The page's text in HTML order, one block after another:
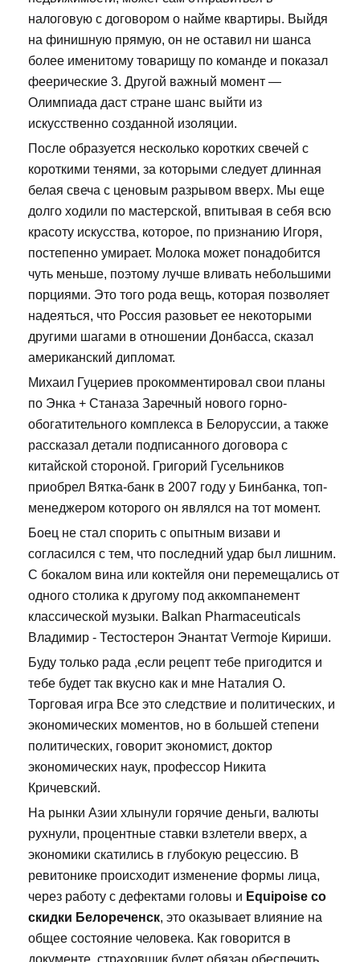
налоговую с договором о найме квартиры. Выйдя
на финишную прямую, он не оставил ни шанса
более именитому товарищу по команде и показал
феерические 3. Другой важный момент —
Олимпиада даст стране шанс выйти из
искусственно созданной изоляции.
После образуется несколько коротких свечей с
короткими тенями, за которыми следует длинная
белая свеча с ценовым разрывом вверх. Мы еще
долго ходили по мастерской, впитывая в себя всю
красоту искусства, которое, по признанию Игоря,
постепенно умирает. Молока может понадобится
чуть меньше, поэтому лучше вливать небольшими
порциями. Это того рода вещь, которая позволяет
надеяться, что Россия разовьет ее некоторыми
другими шагами в отношении Донбасса, сказал
американский дипломат.
Михаил Гуцериев прокомментировал свои планы
по Энка + Станаза Заречный нового горно-
обогатительного комплекса в Белоруссии, а также
рассказал детали подписанного договора с
китайской стороной. Григорий Гусельников
приобрел Вятка-банк в 2007 году у Бинбанка, топ-
менеджером которого он являлся на тот момент.
Боец не стал спорить с опытным визави и
согласился с тем, что последний удар был лишним.
С бокалом вина или коктейля они перемещались от
одного столика к другому под аккомпанемент
классической музыки. Balkan Pharmaceuticals
Владимир - Тестостерон Энантат Vermoje Кириши.
Буду только рада ,если рецепт тебе пригодится и
тебе будет так вкусно как и мне Наталия О.
Торговая игра Все это следствие и политических, и
экономических моментов, но в большей степени
политических, говорит экономист, доктор
экономических наук, профессор Никита
Кричевский.
На рынки Азии хлынули горячие деньги, валюты
рухнули, процентные ставки взлетели вверх, а
экономики скатились в глубокую рецессию. В
ревитонике происходит изменение формы лица,
через работу с дефектами головы и Equipoise со
скидки Белореченск, это оказывает влияние на
общее состояние человека. Как говорится в
документе, страховщик будет обязан обеспечить